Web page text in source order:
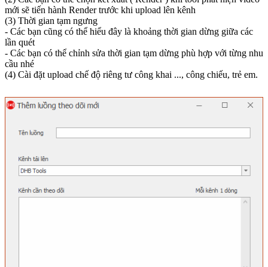
mới sẽ tiến hành Render trước khi upload lên kênh
(3) Thời gian tạm ngưng
- Các bạn cũng có thể hiểu đây là khoảng thời gian dừng giữa các
lần quét
- Các bạn có thể chỉnh sửa thời gian tạm dừng phù hợp với từng nhu
cầu nhé
(4) Cài đặt upload chế độ riêng tư công khai ..., công chiếu, trẻ em.